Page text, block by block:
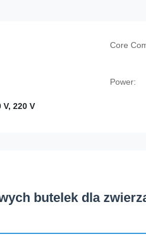
Core
Power:
V, 220 V
butelek dla